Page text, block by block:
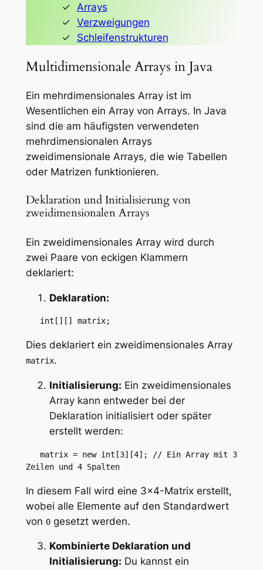
Arrays
Verzweigungen
Schleifenstrukturen
Multidimensionale Arrays in Java
Ein mehrdimensionales Array ist im
Wesentlichen ein Array von Arrays. In Java
sind die am häufigsten verwendeten
mehrdimensionalen Arrays
zweidimensionale Arrays, die wie Tabellen
oder Matrizen funktionieren.
Deklaration und Initialisierung von
zweidimensionalen Arrays
Ein zweidimensionales Array wird durch
zwei Paare von eckigen Klammern
deklariert:
Deklaration:
   int[][] matrix;
Dies deklariert ein zweidimensionales Array
matrix.
Initialisierung: Ein zweidimensionales
Array kann entweder bei der
Deklaration initialisiert oder später
erstellt werden:
Zeilen und 4 Spalten
In diesem Fall wird eine 3×4-Matrix erstellt,
wobei alle Elemente auf den Standardwert
von 0gesetzt werden.
Kombinierte Deklaration und
Initialisierung: Du kannst ein